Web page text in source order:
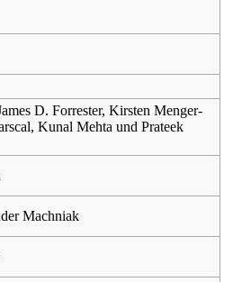
D. Forrester, Kirsten Menger-
Kunal Mehta und Prateek
Machniak